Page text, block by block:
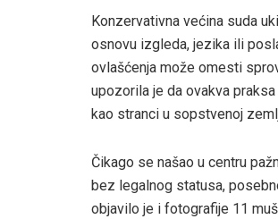
Konzervativna većina suda
osnovu izgleda, jezika ili
ovlašćenja može omesti
upozorila je da ovakva
kao stranci u sopstvenoj
Čikago se našao u centru
bez legalnog statusa,
objavilo je i fotografije 11